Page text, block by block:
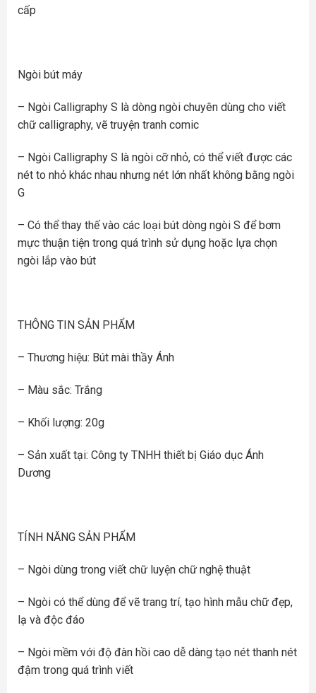
cấp
Ngòi bút máy
– Ngòi Calligraphy S là dòng ngòi chuyên dùng cho viết
chữ calligraphy, vẽ truyện tranh comic
– Ngòi Calligraphy S là ngòi cỡ nhỏ, có thể viết được các
nét to nhỏ khác nhau nhưng nét lớn nhất không bằng ngòi
G
– Có thể thay thế vào các loại bút dòng ngòi S để bơm
mực thuận tiện trong quá trình sử dụng hoặc lựa chọn
ngòi lắp vào bút
THÔNG TIN SẢN PHẨM
– Thương hiệu: Bút mài thầy Ánh
– Màu sắc: Trắng
– Khối lượng: 20g
– Sản xuất tại: Công ty TNHH thiết bị Giáo dục Ánh
Dương
TÍNH NĂNG SẢN PHẨM
– Ngòi dùng trong viết chữ luyện chữ nghệ thuật
– Ngòi có thể dùng để vẽ trang trí, tạo hình mẫu chữ đẹp,
lạ và độc đáo
– Ngòi mềm với độ đàn hồi cao dễ dàng tạo nét thanh nét
đậm trong quá trình viết